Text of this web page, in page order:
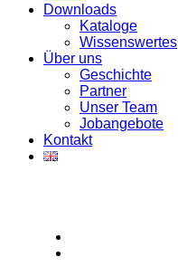
Downloads
Kataloge
Wissenswertes
Über uns
Geschichte
Partner
Unser Team
Jobangebote
Kontakt